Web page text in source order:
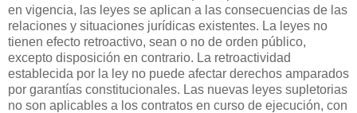
en vigencia, las leyes se aplican a las consecuencias de las
relaciones y situaciones jurídicas existentes. La leyes no
tienen efecto retroactivo, sean o no de orden público,
excepto disposición en contrario. La retroactividad
establecida por la ley no puede afectar derechos amparados
por garantías constitucionales. Las nuevas leyes supletorias
no son aplicables a los contratos en curso de ejecución, con